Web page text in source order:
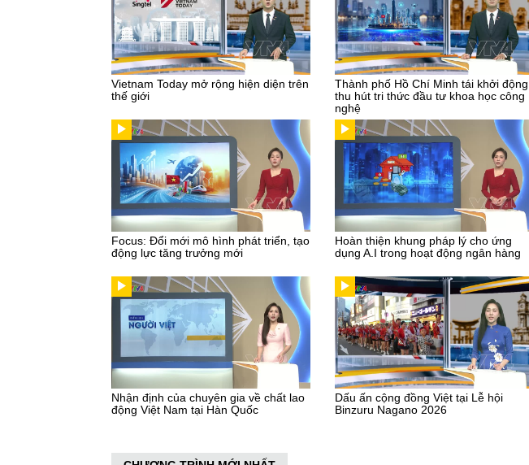
Vietnam Today mở rộng hiện diện trên
thế giới
Thành phố Hồ Chí Minh tái khởi động
thu hút tri thức đầu tư khoa học công
nghệ
Focus: Đổi mới mô hình phát triển, tạo
động lực tăng trưởng mới
Hoàn thiện khung pháp lý cho ứng
dụng A.I trong hoạt động ngân hàng
Nhận định của chuyên gia về chất lao
động Việt Nam tại Hàn Quốc
Dấu ấn cộng đồng Việt tại Lễ hội
Binzuru Nagano 2026